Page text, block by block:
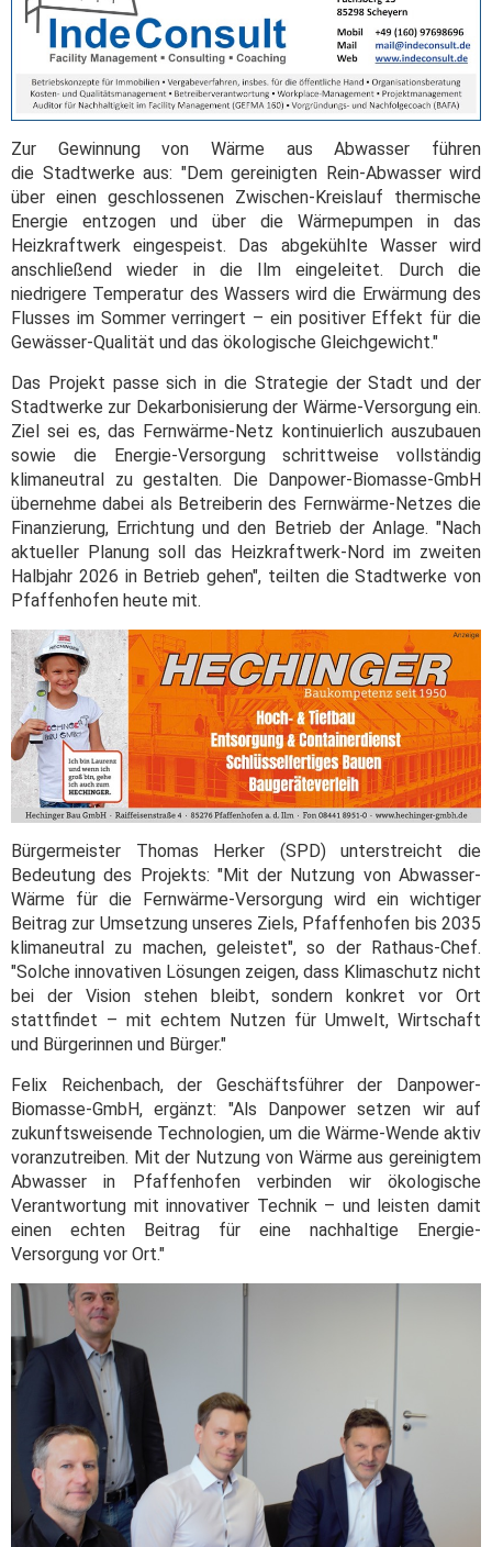
Zur Gewinnung von Wärme aus Abwasser führen
die Stadtwerke aus: "Dem gereinigten Rein-Abwasser wird
über einen geschlossenen Zwischen-Kreislauf thermische
Energie entzogen und über die Wärmepumpen in das
Heizkraftwerk eingespeist. Das abgekühlte Wasser wird
anschließend wieder in die Ilm eingeleitet. Durch die
niedrigere Temperatur des Wassers wird die Erwärmung des
Flusses im Sommer verringert – ein positiver Effekt für die
Gewässer-Qualität und das ökologische Gleichgewicht."
Das Projekt passe sich in die Strategie der Stadt und der
Stadtwerke zur Dekarbonisierung der Wärme-Versorgung ein.
Ziel sei es, das Fernwärme-Netz kontinuierlich auszubauen
sowie die Energie-Versorgung schrittweise vollständig
klimaneutral zu gestalten. Die Danpower-Biomasse-GmbH
übernehme dabei als Betreiberin des Fernwärme-Netzes die
Finanzierung, Errichtung und den Betrieb der Anlage. "Nach
aktueller Planung soll das Heizkraftwerk-Nord im zweiten
Halbjahr 2026 in Betrieb gehen", teilten die Stadtwerke von
Pfaffenhofen heute mit.
Bürgermeister Thomas Herker (SPD) unterstreicht die
Bedeutung des Projekts: "Mit der Nutzung von Abwasser-
Wärme für die Fernwärme-Versorgung wird ein wichtiger
Beitrag zur Umsetzung unseres Ziels, Pfaffenhofen bis 2035
klimaneutral zu machen, geleistet", so der Rathaus-Chef.
"Solche innovativen Lösungen zeigen, dass Klimaschutz nicht
bei der Vision stehen bleibt, sondern konkret vor Ort
stattfindet – mit echtem Nutzen für Umwelt, Wirtschaft
und Bürgerinnen und Bürger."
Felix Reichenbach, der Geschäftsführer der Danpower-
Biomasse-GmbH, ergänzt: "Als Danpower setzen wir auf
zukunftsweisende Technologien, um die Wärme-Wende aktiv
voranzutreiben. Mit der Nutzung von Wärme aus gereinigtem
Abwasser in Pfaffenhofen verbinden wir ökologische
Verantwortung mit innovativer Technik – und leisten damit
einen echten Beitrag für eine nachhaltige Energie-
Versorgung vor Ort."